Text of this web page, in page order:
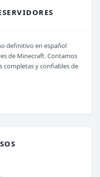
definitivo en español
de Minecraft. Contamos
completas y confiables de